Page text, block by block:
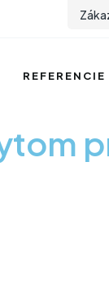
REFERENCIE